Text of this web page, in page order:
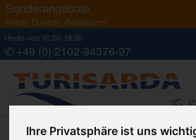
Ihre Privatsphäre ist uns
Sonderangebote
Hotels, Domizile, Residenzen
Heute von 10.00-18.00
✆ +49 (0) 2102-94376-97
Ihr